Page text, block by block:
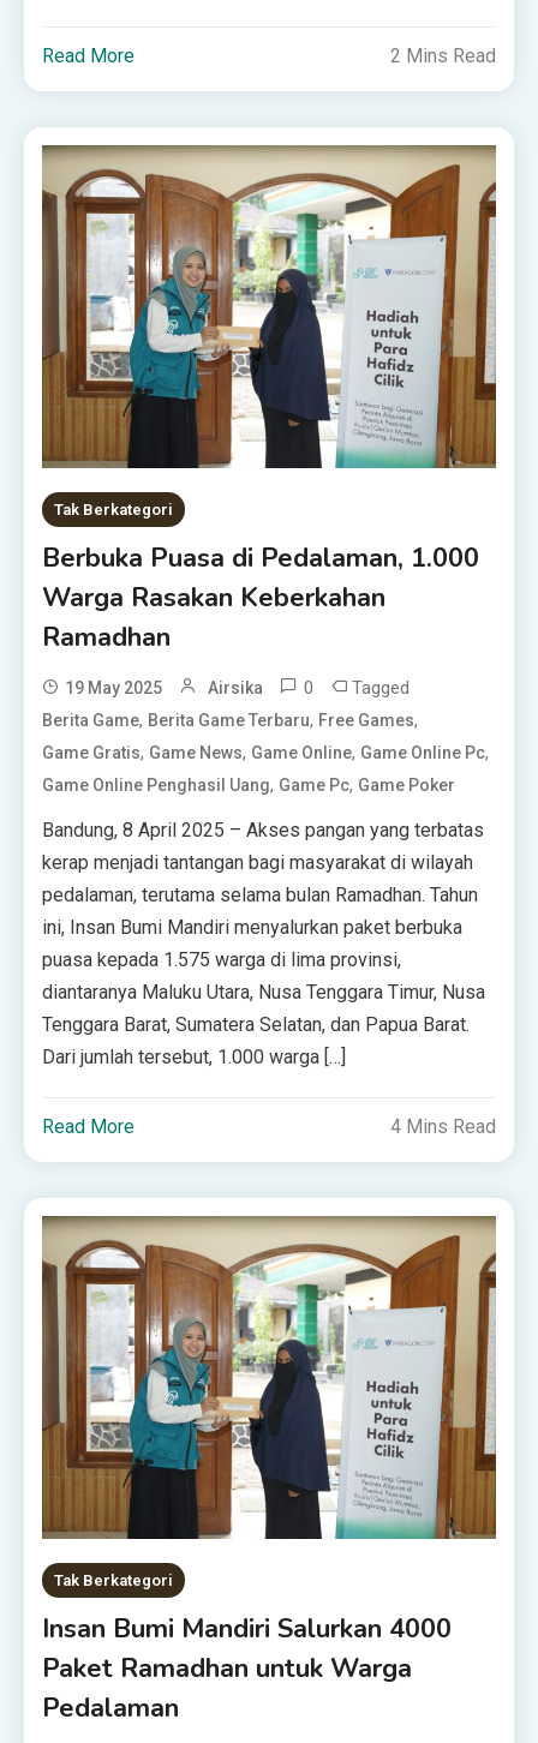
Read More 2 Mins Read
Tak Berkategori
Berbuka Puasa di Pedalaman, 1.000
Warga Rasakan Keberkahan
Ramadhan
19 May 2025 Airsika 0 Tagged
Berita Game, Berita Game Terbaru, Free Games,
Game Gratis, Game News, Game Online, Game Online Pc,
Game Online Penghasil Uang, Game Pc, Game Poker
Bandung, 8 April 2025 – Akses pangan yang terbatas
kerap menjadi tantangan bagi masyarakat di wilayah
pedalaman, terutama selama bulan Ramadhan. Tahun
ini, Insan Bumi Mandiri menyalurkan paket berbuka
puasa kepada 1.575 warga di lima provinsi,
diantaranya Maluku Utara, Nusa Tenggara Timur, Nusa
Tenggara Barat, Sumatera Selatan, dan Papua Barat.
Dari jumlah tersebut, 1.000 warga […]
Read More 4 Mins Read
Tak Berkategori
Insan Bumi Mandiri Salurkan 4000
Paket Ramadhan untuk Warga
Pedalaman